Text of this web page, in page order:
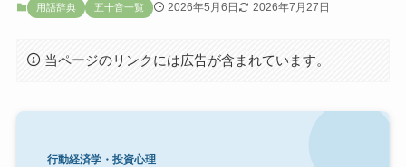
用語辞典 五十音一覧 2026年5月6日 2026年7月27日
当ページのリンクには広告が含まれています。